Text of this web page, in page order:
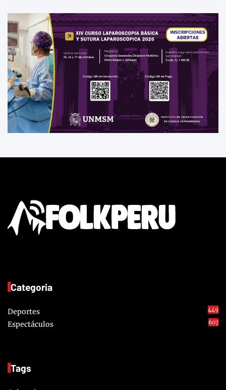
Categoria
Deportes 449
Espectáculos 607
Tags